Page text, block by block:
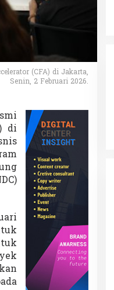
(CFA) di Jakarta,
Senin, 2 Februari 2026.
di